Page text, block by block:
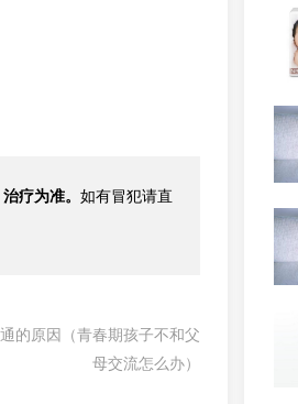
疗为准。 如有冒犯请直
的原因（青春期孩子不和父
母交流怎么办）